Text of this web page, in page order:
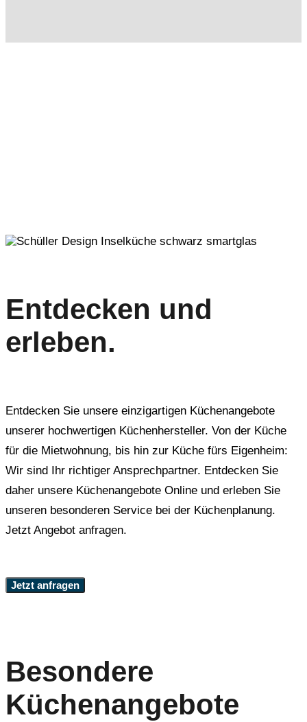
Entdecken und
erleben.
Entdecken Sie unsere einzigartigen Küchenangebote
unserer hochwertigen Küchenhersteller. Von der Küche
für die Mietwohnung, bis hin zur Küche fürs Eigenheim:
Wir sind Ihr richtiger Ansprechpartner. Entdecken Sie
daher unsere Küchenangebote Online und erleben Sie
unseren besonderen Service bei der Küchenplanung.
Jetzt Angebot anfragen.
Jetzt anfragen
Besondere
Küchenangebote